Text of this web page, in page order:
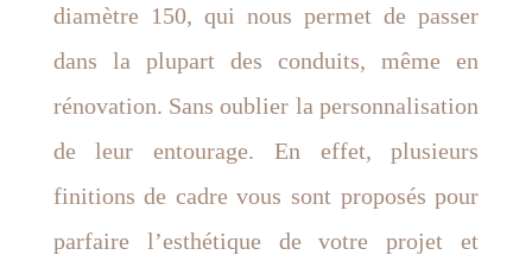
diamètre 150, qui nous permet de passer
dans la plupart des conduits, même en
rénovation. Sans oublier la personnalisation
de leur entourage. En effet, plusieurs
finitions de cadre vous sont proposés pour
parfaire l’esthétique de votre projet et